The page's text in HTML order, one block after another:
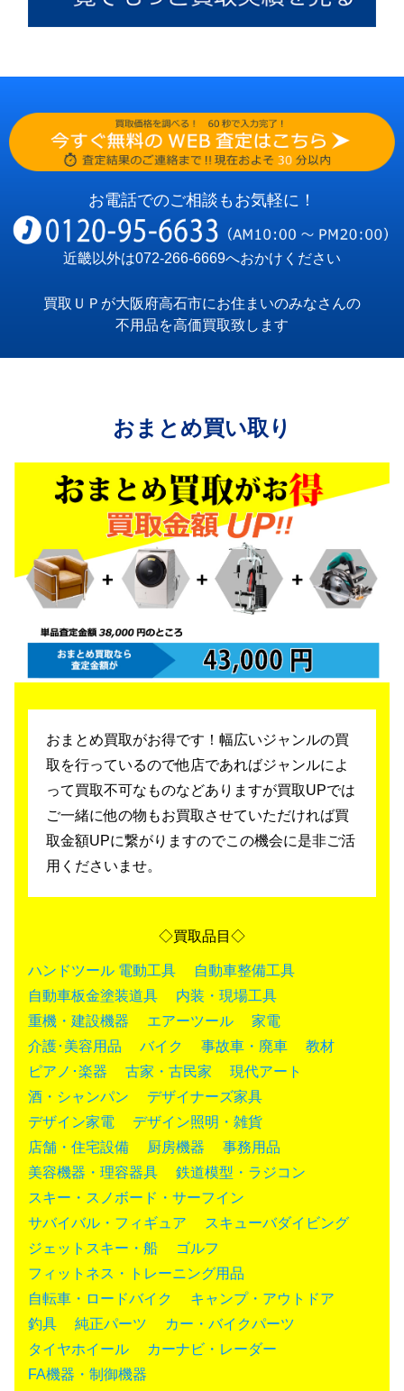
お電話でのご相談もお気軽に！
近畿以外は072-266-6669へおかけください
買取ＵＰが大阪府高石市にお住まいのみなさんの
不用品を高価買取致します
おまとめ買い取り
おまとめ買取がお得です！幅広いジャンルの買
取を行っているので他店であればジャンルによ
って買取不可なものなどありますが買取UPでは
ご一緒に他の物もお買取させていただければ買
取金額UPに繋がりますのでこの機会に是非ご活
用くださいませ。
◇買取品目◇
ハンドツール 電動工具
自動車整備工具
自動車板金塗装道具
内装・現場工具
重機・建設機器
エアーツール
家電
介護･美容用品
バイク 事故車・廃車
教材
ピアノ･楽器
古家・古民家
現代アート
酒・シャンパン
デザイナーズ家具
デザイン家電
デザイン照明・雑貨
店舗・住宅設備
厨房機器
事務用品
美容機器・理容器具
鉄道模型・ラジコン
スキー・スノボード・サーフイン
サバイバル・フィギュア
スキューバダイビング
ジェットスキー・船
ゴルフ
フィットネス・トレーニング用品
自転車・ロードバイク
キャンプ・アウトドア
釣具
純正パーツ
カー・バイクパーツ
タイヤホイール
カーナビ・レーダー
FA機器・制御機器